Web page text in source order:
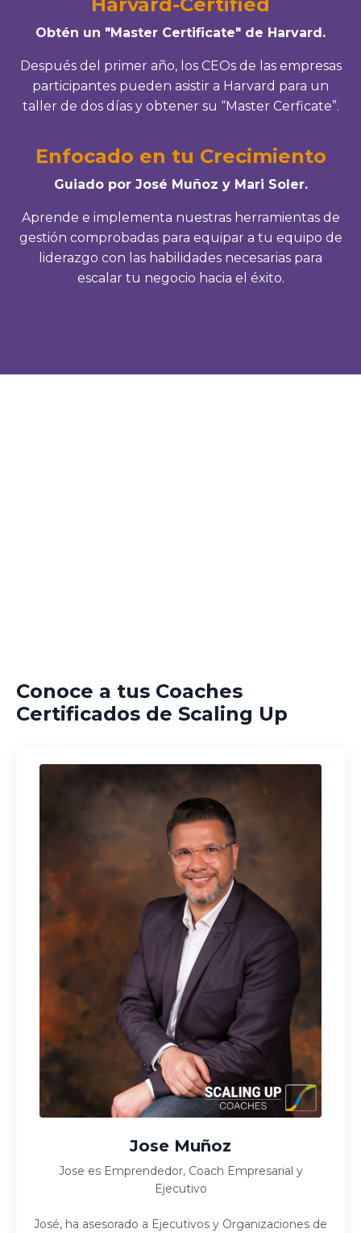
Obtén un "Master Certificate" de Harvard.
Después del primer año, los CEOs de las empresas
participantes pueden asistir a Harvard para un
taller de dos días y obtener su “Master Cerficate”.
Enfocado en tu Crecimiento
Guiado por José Muñoz y Mari Soler.
Aprende e implementa nuestras herramientas de
gestión comprobadas para equipar a tu equipo de
liderazgo con las habilidades necesarias para
escalar tu negocio hacia el éxito.
Conoce a tus Coaches
Certificados de Scaling Up
Jose Muñoz
Jose es Emprendedor, Coach Empresarial y
Ejecutivo
José, ha asesorado a Ejecutivos y Organizaciones de